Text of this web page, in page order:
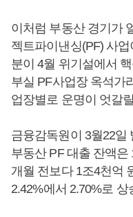
이처럼 부동산 경기가
젝트파이낸싱(PF) 사
분이 4월 위기설에서
부실 PF사업장 옥석가
업장별로 운명이 엇갈
금융감독원이 3월22일
부동산 PF 대출 잔액
개월 전보다 1조4천억
2.42%에서 2.70%로 상